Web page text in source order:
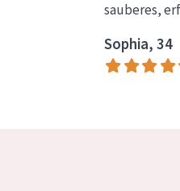
sauberes,
Sophia, 34